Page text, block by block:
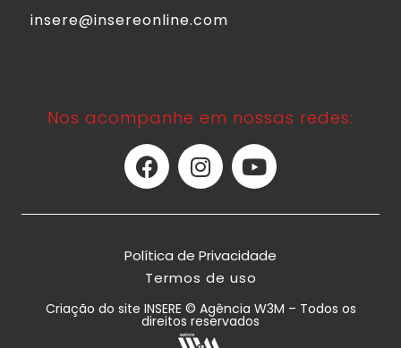
insere@insereonline.com
Nos acompanhe em nossas redes:
Política de Privacidade
Termos de uso
Criação do site INSERE © Agência W3M – Todos os
direitos reservados